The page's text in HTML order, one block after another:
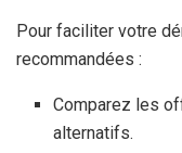
Pour faciliter votre
recommandées :
Comparez les
alternatifs.